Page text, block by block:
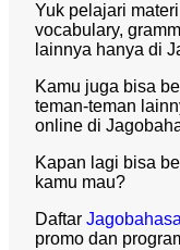
Yuk pelajari
vocabulary,
lainnya hanya di
Kamu juga bisa
teman-teman
online di
Kapan lagi bisa
kamu mau?
Daftar Jagobahasa
promo dan